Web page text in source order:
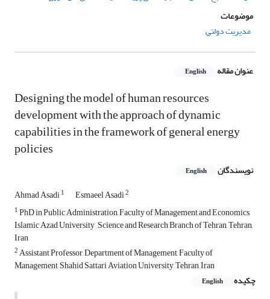
موضوعات
مدیریت دولتی
عنوان مقاله English
Designing the model of human resources
development with the approach of dynamic
capabilities in the framework of general energy
policies
نویسندگان English
Ahmad Asadi1 Esmaeel Asadi2
1PhD in Public Administration, Faculty of Management and Economics,
Islamic Azad University , Science and Research Branch of Tehran, Tehran,
Iran
2Assistant Professor, Department of Management, Faculty of
Management, Shahid Sattari Aviation University, Tehran, Iran
چکیده
English